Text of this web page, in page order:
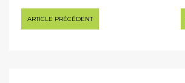
Navigation
de
ARTICLE PRÉCÉDENT